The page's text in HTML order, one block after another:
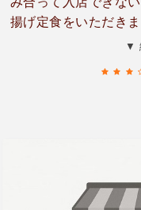
揚げ定食をいただき
メニューがあります▼